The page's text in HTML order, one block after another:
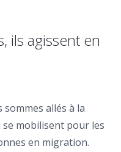
ils agissent en
allés à la
se mobilisent pour les
en migration.